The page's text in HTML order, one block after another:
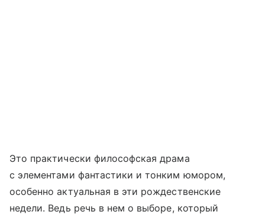
Это практически философская драма
с элементами фантастики и тонким юмором,
особенно актуальная в эти рождественские
недели. Ведь речь в нем о выборе, который